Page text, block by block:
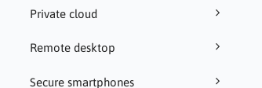
Private cloud
Remote desktop
Secure smartphones